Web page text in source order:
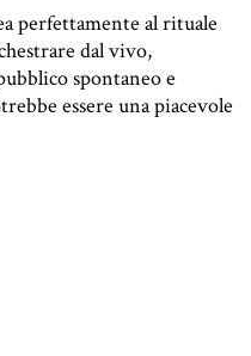
perfettamente al rituale
dal vivo,
spontaneo e
essere una piacevole